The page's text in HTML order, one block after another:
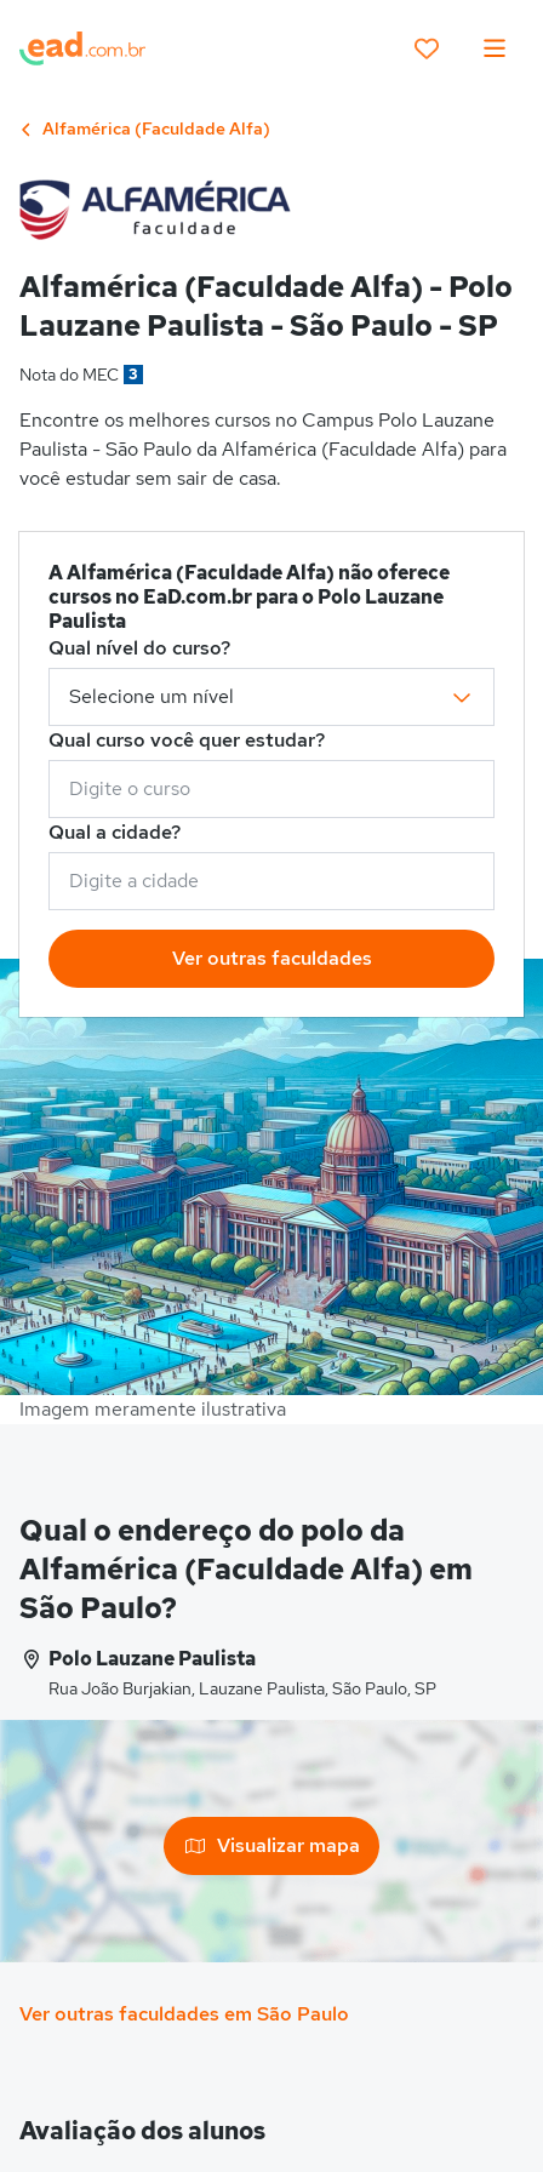
Alfamérica (Faculdade Alfa)
Alfamérica (Faculdade Alfa) - Polo
Lauzane Paulista - São Paulo - SP
Nota do MEC 3
Encontre os melhores cursos no Campus Polo Lauzane
Paulista - São Paulo da Alfamérica (Faculdade Alfa) para
você estudar sem sair de casa.
A Alfamérica (Faculdade Alfa) não oferece
cursos no EaD.com.br para o Polo Lauzane
Paulista
Qual nível do curso?
Qual curso você quer estudar?
Qual a cidade?
Ver outras faculdades
Imagem meramente ilustrativa
Qual o endereço do polo da
Alfamérica (Faculdade Alfa) em
São Paulo?
Polo Lauzane Paulista
Rua João Burjakian, Lauzane Paulista, São Paulo, SP
Visualizar mapa
Ver outras faculdades em São Paulo
Avaliação dos alunos